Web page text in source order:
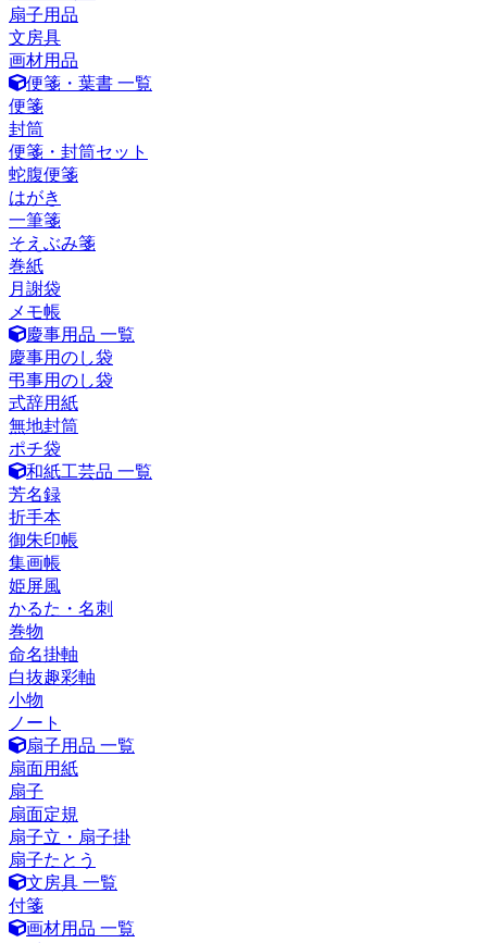
扇子用品
文房具
画材用品
便箋・葉書 一覧
便箋
封筒
便箋・封筒セット
蛇腹便箋
はがき
一筆箋
そえぶみ箋
巻紙
月謝袋
メモ帳
慶事用品 一覧
慶事用のし袋
弔事用のし袋
式辞用紙
無地封筒
ポチ袋
和紙工芸品 一覧
芳名録
折手本
御朱印帳
集画帳
姫屏風
かるた・名刺
巻物
命名掛軸
白抜趣彩軸
小物
ノート
扇子用品 一覧
扇面用紙
扇子
扇面定規
扇子立・扇子掛
扇子たとう
文房具 一覧
付箋
画材用品 一覧